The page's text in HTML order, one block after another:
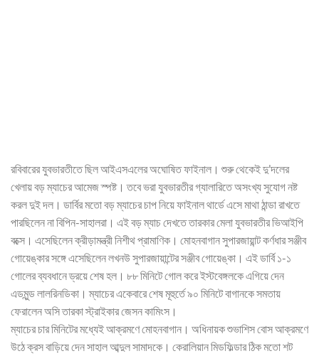
রবিবারের যুবভারতীতে ছিল আইএসএলের অঘোষিত ফাইনাল। শুরু থেকেই দু’দলের
খেলায় বড় ম্যাচের আমেজ স্পষ্ট। তবে ভরা যুবভারতীর গ্যালারিতে অসংখ্য সুযোগ নষ্ট
করল দুই দল। ডার্বির মতো বড় ম্যাচের চাপ নিয়ে ফাইনাল থার্ডে এসে মাথা ঠান্ডা রাখতে
পারছিলেন না বিপিন-সাহালরা। এই বড় ম্যাচ দেখতে তারকার মেলা যুবভারতীর ভিআইপি
বক্সে। এসেছিলেন ক্রীড়ামন্ত্রী নিশীথ প্রামাণিক। মোহনবাগান সুপারজায়ান্ট কর্ণধার সঞ্জীব
গোয়েঙ্কার সঙ্গে এসেছিলেন লখনউ সুপারজায়ান্টের সঞ্জীব গোয়েঙ্কা। এই ডার্বি ১-১
গোলের ব্যবধানে ড্রয়ে শেষ হল। ৮৮ মিনিটে গোল করে ইস্টবেঙ্গলকে এগিয়ে দেন
এডমুন্ড লালরিনডিকা। ম্যাচের একেবারে শেষ মূহুর্তে ৯০ মিনিটে বাগানকে সমতায়
ফেরালেন অসি তারকা স্ট্রাইকার জেসন কামিংস।
ম্যাচের চার মিনিটের মধ্যেই আক্রমণে মোহনবাগান। অধিনায়ক শুভাশিস বোস আক্রমণে
উঠে ক্রস বাড়িয়ে দেন সাহাল আব্দুল সামাদকে। কেরালিয়ান মিডফিল্ডার ঠিক মতো শট